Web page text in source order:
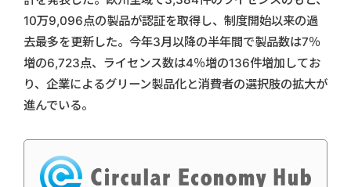
10万9,096点の製品が認証を取得し、制度開始以来の過
去最多を更新した。今年3月以降の半年間で製品数は7％
増の6,723点、ライセンス数は4％増の136件増加してお
り、企業によるグリーン製品化と消費者の選択肢の拡大が
進んでいる。